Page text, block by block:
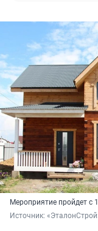
Мероприятие пройдет с
Источник: